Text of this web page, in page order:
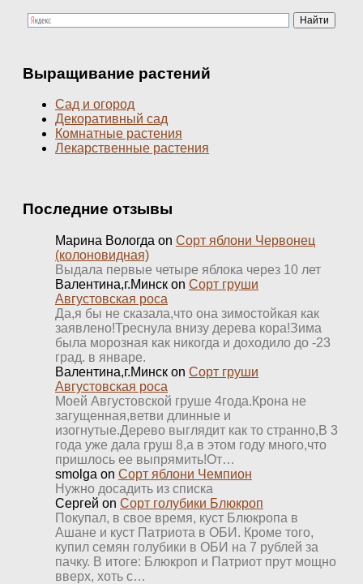
Выращивание растений
Сад и огород
Декоративный сад
Комнатные растения
Лекарственные растения
Последние отзывы
Марина Вологда on Сорт яблони Червонец
(колоновидная)
Выдала первые четыре яблока через 10 лет
Валентина,г.Минск on Сорт груши
Августовская роса
Да,я бы не сказала,что она зимостойкая как
заявлено!Треснула внизу дерева кора!Зима
была морозная как никогда и доходило до -23
град. в январе.
Валентина,г.Минск on Сорт груши
Августовская роса
Моей Августовской груше 4года.Крона не
загущенная,ветви длинные и
изогнутые.Дерево выглядит как то странно,В 3
года уже дала груш 8,а в этом году много,что
пришлось ее выпрямить!От…
smolga on Сорт яблони Чемпион
Нужно досадить из списка
Сергей on Сорт голубики Блюкроп
Покупал, в свое время, куст Блюкропа в
Ашане и куст Патриота в ОБИ. Кроме того,
купил семян голубики в ОБИ на 7 рублей за
пачку. В итоге: Блюкроп и Патриот прут мощно
вверх, хоть с…